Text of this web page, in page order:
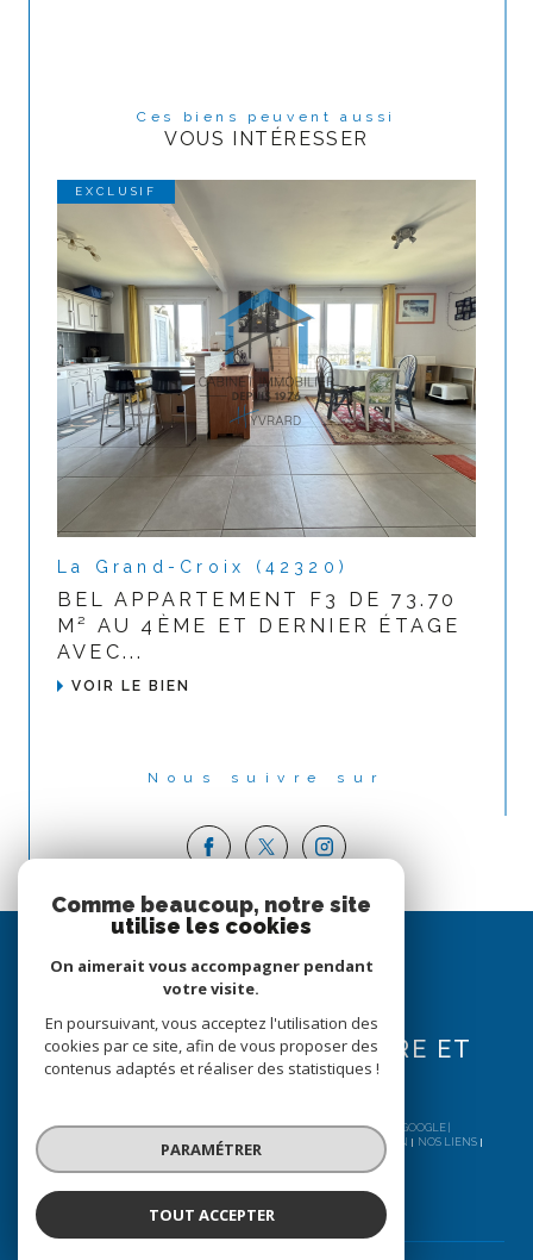
Ces biens peuvent aussi
VOUS INTÉRESSER
EXCLUSIF
La Grand-Croix (42320)
BEL APPARTEMENT F3 DE 73.70
M² AU 4ÈME ET DERNIER ÉTAGE
AVEC...
VOIR LE BIEN
Nous suivre sur
PROPRIÉTAIRE
EXTRANET (PROPRIÉTAIRE ET
LOCATAIRE)
© 2026 | TOUS DROITS RÉSERVÉS | TRADUCTION POWERED BY GOOGLE |
PLAN DU SITE MENTIONS LÉGALES ADMIN
NOS LIENS
POLITIQUE RGPD
Comme beaucoup, notre site
utilise les cookies
On aimerait vous accompagner pendant
votre visite.
En poursuivant, vous acceptez l'utilisation des
cookies par ce site, afin de vous proposer des
contenus adaptés et réaliser des statistiques !
PARAMÉTRER
TOUT ACCEPTER